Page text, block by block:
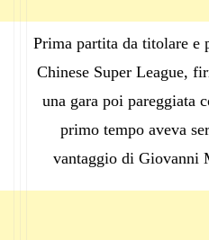
Prima partita da titolare e
Chinese Super League,
una gara poi pareggiata
primo tempo aveva
vantaggio di Giovanni